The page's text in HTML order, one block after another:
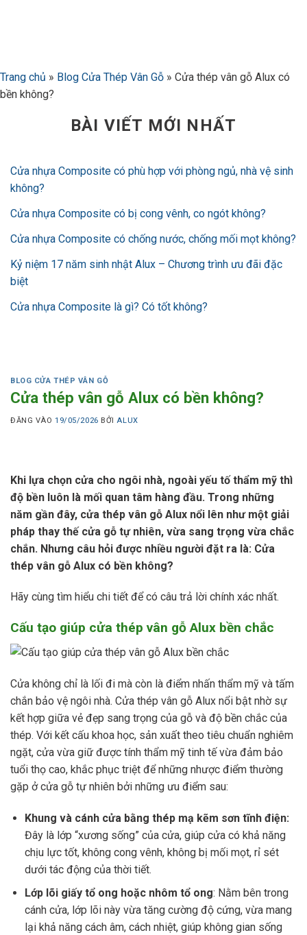
Trang chủ » Blog Cửa Thép Vân Gỗ » Cửa thép vân gỗ Alux có
bền không?
BÀI VIẾT MỚI NHẤT
Cửa nhựa Composite có phù hợp với phòng ngủ, nhà vệ sinh
không?
Cửa nhựa Composite có bị cong vênh, co ngót không?
Cửa nhựa Composite có chống nước, chống mối mọt không?
Kỷ niệm 17 năm sinh nhật Alux – Chương trình ưu đãi đặc
biệt
Cửa nhựa Composite là gì? Có tốt không?
BLOG CỬA THÉP VÂN GỖ
Cửa thép vân gỗ Alux có bền không?
ĐĂNG VÀO19/05/2026 BỞI ALUX
Khi lựa chọn cửa cho ngôi nhà, ngoài yếu tố thẩm mỹ thì
độ bền luôn là mối quan tâm hàng đầu. Trong những
năm gần đây, cửa thép vân gỗ Alux nổi lên như một giải
pháp thay thế cửa gỗ tự nhiên, vừa sang trọng vừa chắc
chắn. Nhưng câu hỏi được nhiều người đặt ra là: Cửa
thép vân gỗ Alux có bền không?
Hãy cùng tìm hiểu chi tiết để có câu trả lời chính xác nhất.
Cấu tạo giúp cửa thép vân gỗ Alux bền chắc
Cửa không chỉ là lối đi mà còn là điểm nhấn thẩm mỹ và tấm
chắn bảo vệ ngôi nhà. Cửa thép vân gỗ Alux nổi bật nhờ sự
kết hợp giữa vẻ đẹp sang trọng của gỗ và độ bền chắc của
thép. Với kết cấu khoa học, sản xuất theo tiêu chuẩn nghiêm
ngặt, cửa vừa giữ được tính thẩm mỹ tinh tế vừa đảm bảo
tuổi thọ cao, khắc phục triệt để những nhược điểm thường
gặp ở cửa gỗ tự nhiên bởi những ưu điểm sau:
Khung và cánh cửa bằng thép mạ kẽm sơn tĩnh điện:
Đây là lớp “xương sống” của cửa, giúp cửa có khả năng
chịu lực tốt, không cong vênh, không bị mối mọt, rỉ sét
dưới tác động của thời tiết.
Lớp lõi giấy tổ ong hoặc nhôm tổ ong: Nằm bên trong
cánh cửa, lớp lõi này vừa tăng cường độ cứng, vừa mang
lại khả năng cách âm, cách nhiệt, giúp không gian sống